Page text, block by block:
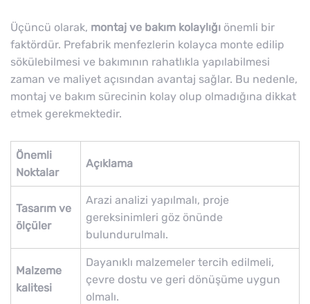
Üçüncü olarak, montaj ve bakım kolaylığı önemli bir
faktördür. Prefabrik menfezlerin kolayca monte edilip
sökülebilmesi ve bakımının rahatlıkla yapılabilmesi
zaman ve maliyet açısından avantaj sağlar. Bu nedenle,
montaj ve bakım sürecinin kolay olup olmadığına dikkat
etmek gerekmektedir.
Önemli
Noktalar
Açıklama
Tasarım ve
ölçüler
Arazi analizi yapılmalı, proje
gereksinimleri göz önünde
bulundurulmalı.
Malzeme
kalitesi
Dayanıklı malzemeler tercih edilmeli,
çevre dostu ve geri dönüşüme uygun
olmalı.